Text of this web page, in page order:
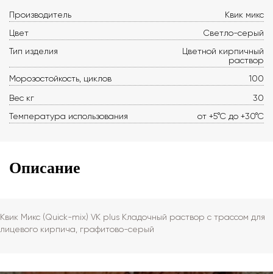
Производитель
Квик микс
Цвет
Светло-серый
Тип изделия
Цветной кирпичный
раствор
Морозостойкость, циклов
100
Вес кг
30
Температура использования
от +5°С до +30°С
Описание
Квик Микс (Quick-mix) VK plus Кладочный раствор с трассом для
лицевого кирпича, графитово-серый